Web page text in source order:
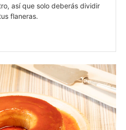
así que solo deberás dividir
flaneras.